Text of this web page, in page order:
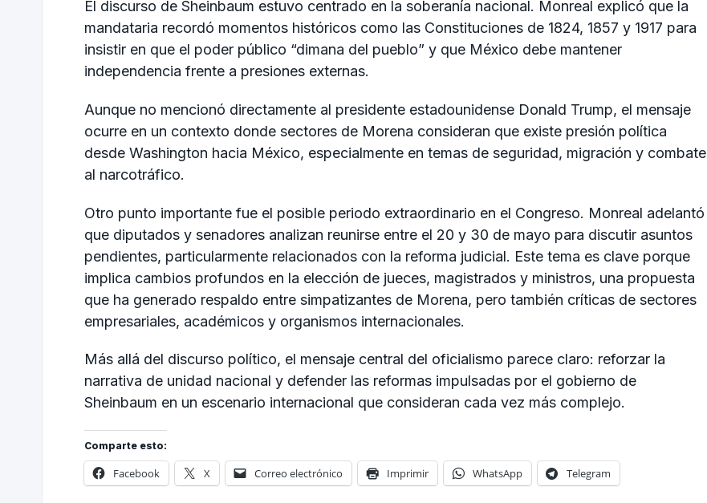
El discurso de Sheinbaum estuvo centrado en la soberanía nacional. Monreal explicó que la
mandataria recordó momentos históricos como las Constituciones de 1824, 1857 y 1917 para
insistir en que el poder público “dimana del pueblo” y que México debe mantener
independencia frente a presiones externas.
Aunque no mencionó directamente al presidente estadounidense Donald Trump, el mensaje
ocurre en un contexto donde sectores de Morena consideran que existe presión política
desde Washington hacia México, especialmente en temas de seguridad, migración y combate
al narcotráfico.
Otro punto importante fue el posible periodo extraordinario en el Congreso. Monreal adelantó
que diputados y senadores analizan reunirse entre el 20 y 30 de mayo para discutir asuntos
pendientes, particularmente relacionados con la reforma judicial. Este tema es clave porque
implica cambios profundos en la elección de jueces, magistrados y ministros, una propuesta
que ha generado respaldo entre simpatizantes de Morena, pero también críticas de sectores
empresariales, académicos y organismos internacionales.
Más allá del discurso político, el mensaje central del oficialismo parece claro: reforzar la
narrativa de unidad nacional y defender las reformas impulsadas por el gobierno de
Sheinbaum en un escenario internacional que consideran cada vez más complejo.
Comparte esto:
Facebook X Correo electrónico Imprimir WhatsApp Telegram